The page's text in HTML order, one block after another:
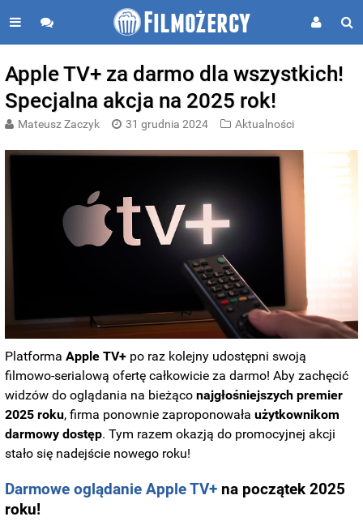
Apple TV+ za darmo dla wszystkich!
Specjalna akcja na 2025 rok!
Mateusz Zaczyk 31 grudnia 2024 Aktualności
PlatformaApple TV+ po raz kolejny udostępni swoją
filmowo-serialową ofertę całkowicie za darmo! Aby zachęcić
widzów do oglądania na bieżąconajgłośniejszych premier
2025 roku, firma ponownie zaproponowała użytkownikom
darmowy dostęp. Tym razem okazją do promocyjnej akcji
stało się nadejście nowego roku!
Darmowe oglądanie Apple TV+ na początek 2025
roku!